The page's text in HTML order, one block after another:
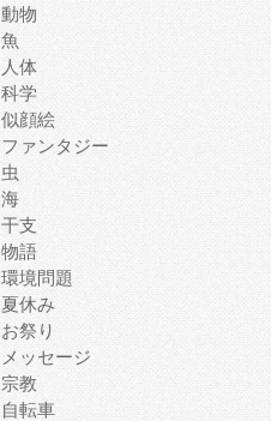
動物
魚
人体
科学
似顔絵
ファンタジー
虫
海
干支
物語
環境問題
夏休み
お祭り
メッセージ
宗教
自転車